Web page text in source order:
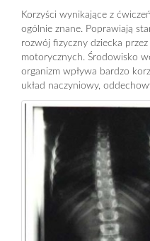
Korzyści wynikające z
ogólnie znane. Poprawiają
rozwój fizyczny dziecka
motorycznych. Środowisko
organizm wpływa bardzo
układ naczyniowy,